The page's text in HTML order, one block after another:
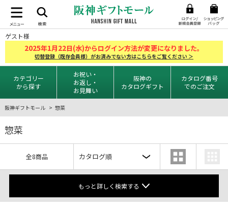
ゲスト様
2025年1月22日(水)からログイン方法が変更になりました。
切替登録（既存会員様）がお済みでない方はこちらをご覧ください ＞
カテゴリー
から探す
お祝い・
お返し・
お見舞い
阪神の
カタログギフト
カタログ番号
でのご注文
阪神ギフトモール 惣菜
惣菜
全8商品
もっと詳しく検索する